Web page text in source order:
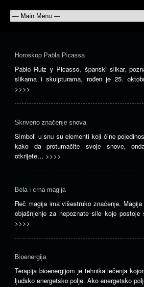
Horoskop Pabla Picassa
Pablo Ruiz y Picasso, španski slikar,
slikama i skulpturama, rođen je 25.
>>>>
Skriveno značenje snova
Simboli u snu su elementi koji čine
kako da protumačite svoje snove,
otkrijete… >>>>
Bela i crna magija
Reč magija ima višestruko značenje.
objašnjenje za nepoznate sile koje
>>>>
Bioenergija
Terapija bioenergijom je tehnika lečenja
ljudsko energetsko polje. Ako energetsko